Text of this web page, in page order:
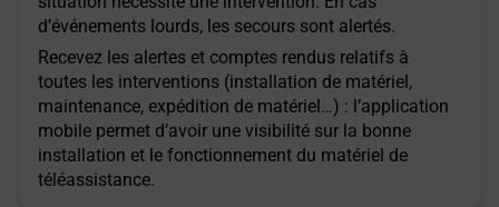
d’événements lourds, les secours sont alertés.
Recevez les alertes et comptes rendus relatifs à
toutes les interventions (installation de matériel,
maintenance, expédition de matériel…) : l’application
mobile permet d’avoir une visibilité sur la bonne
installation et le fonctionnement du matériel de
téléassistance.